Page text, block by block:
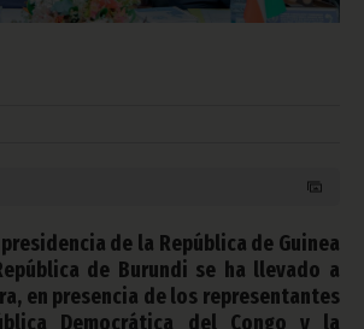
de la República de Guinea
de Burundi se ha llevado a
en presencia de los representantes
Democrática del Congo y la